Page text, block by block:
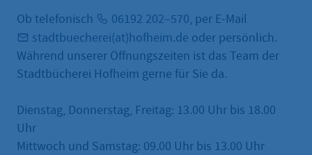
Ob telefonisch 06192 202–570, per E-Mail
stadtbuecherei(at)hofheim.de oder persönlich.
Während unserer Öffnungszeiten ist das Team der
Stadtbücherei Hofheim gerne für Sie da.
Dienstag, Donnerstag, Freitag: 13.00 Uhr bis 18.00
Uhr
Mittwoch und Samstag: 09.00 Uhr bis 13.00 Uhr